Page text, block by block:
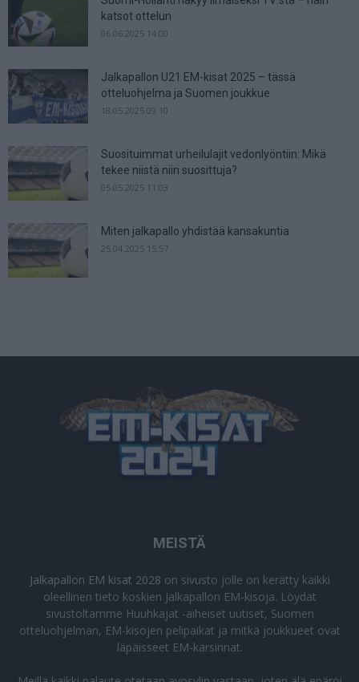
katsot ottelun
06.06.2025 14:00
Jalkapallon U21 EM-kisat 2025 – tässä
otteluohjelma ja Suomen joukkue
18.05.2025 09:10
Suosituimmat urheilulajit vedonlyöntiin: Mikä
tekee niistä niin suosittuja?
05.05.2025 11:03
Miten jalkapallo yhdistää kansakuntia
25.04.2025 15:57
MEISTÄ
Jalkapallon EM kisat 2028 on sivusto jolle on kerätty kaikki
oleellinen tieto koskien Jalkapallon EM-kisoja. Löydät
sivustoltamme Huuhkajat -aiheiset uutiset, Suomen
otteluohjelman, EM-kisojen pelipaikat ja mitkä joukkueet ovat
läpäisseet EM-karsinnat.